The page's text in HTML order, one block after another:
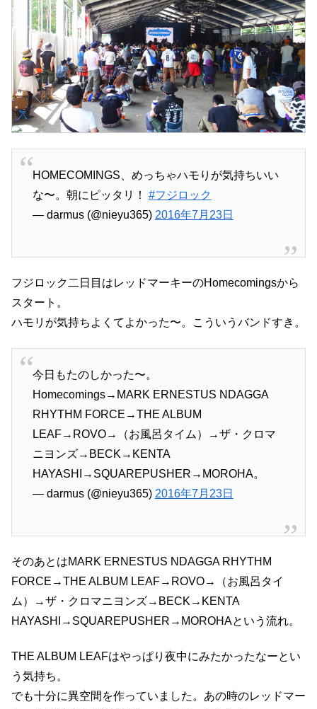
HOMECOMINGS、めっちゃハモりが気持ちいい
な〜。朝にピッタリ！ #フジロック
— darmus (@nieyu365) 2016年7月23日
フジロック二日目はレッドマーキーのHomecomingsから
スタート。
ハモリが気持ちよくてよかった〜。こういうバンドすき。
今日もたのしかった〜。
Homecomings→MARK ERNESTUS NDAGGA
RHYTHM FORCE→THE ALBUM
LEAF→ROVO→（お風呂タイム）→ザ・クロマ
ニヨンズ→BECK→KENTA
HAYASHI→SQUAREPUSHER→MOROHA。
— darmus (@nieyu365) 2016年7月23日
そのあとはMARK ERNESTUS NDAGGA RHYTHM
FORCE→THE ALBUM LEAF→ROVO→（お風呂タイ
ム）→ザ・クロマニヨンズ→BECK→KENTA
HAYASHI→SQUAREPUSHER→MOROHAという流れ。
THE ALBUM LEAFはやっぱり夜中にみたかったなーとい
う気持ち。
でも十分に異空間を作っていました。あの時のレッドマー